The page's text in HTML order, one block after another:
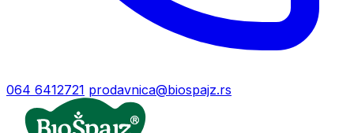
064 6412721 prodavnica@biospajz.rs